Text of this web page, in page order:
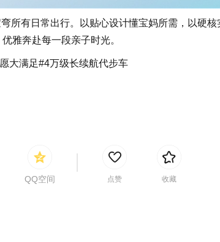
所有日常出行。以贴心设计懂宝妈所需，以硬核
雅奔赴每一段亲子时光。
大满足#4万级长续航代步车
QQ空间 点赞 收藏